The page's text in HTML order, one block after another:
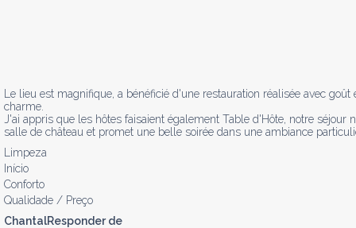
Le lieu est magnifique, a bénéficié d'une restauration réalisée avec
charme.
J'ai appris que les hôtes faisaient également Table d'Hôte, notre
salle de château et promet une belle soirée dans une ambiance
Limpeza
Início
Conforto
Qualidade / Preço
ChantalResponder de